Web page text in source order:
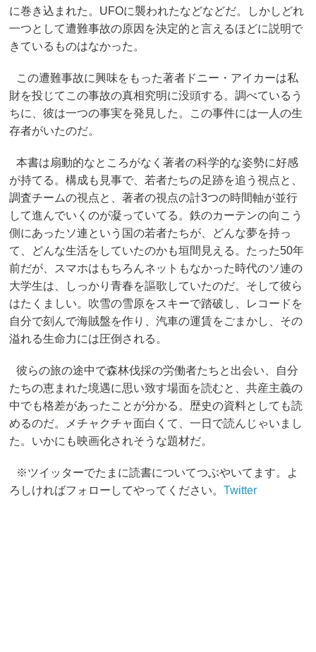
に巻き込まれた。UFOに襲われたなどなどだ。しかしどれ
一つとして遭難事故の原因を決定的と言えるほどに説明で
きているものはなかった。
この遭難事故に興味をもった著者ドニー・アイカーは私
財を投じてこの事故の真相究明に没頭する。調べているう
ちに、彼は一つの事実を発見した。この事件には一人の生
存者がいたのだ。
本書は扇動的なところがなく著者の科学的な姿勢に好感
が持てる。構成も見事で、若者たちの足跡を追う視点と、
調査チームの視点と、著者の視点の計3つの時間軸が並行
して進んでいくのが凝っていてる。鉄のカーテンの向こう
側にあったソ連という国の若者たちが、どんな夢を持っ
て、どんな生活をしていたのかも垣間見える。たった50年
前だが、スマホはもちろんネットもなかった時代のソ連の
大学生は、しっかり青春を謳歌していたのだ。そして彼ら
はたくましい。吹雪の雪原をスキーで踏破し、レコードを
自分で刻んで海賊盤を作り、汽車の運賃をごまかし、その
溢れる生命力には圧倒される。
彼らの旅の途中で森林伐採の労働者たちと出会い、自分
たちの恵まれた境遇に思い致す場面を読むと、共産主義の
中でも格差があったことが分かる。歴史の資料としても読
めるのだ。メチャクチャ面白くて、一日で読んじゃいまし
た。いかにも映画化されそうな題材だ。
※ツイッターでたまに読書についてつぶやいてます。よ
ろしければフォローしてやってください。Twitter